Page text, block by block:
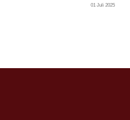
01 Juli 2025